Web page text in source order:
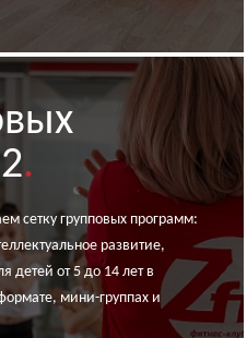
.
сетку групповых программ:
развитие,
детей от 5 до 14 лет в
мини-группах и